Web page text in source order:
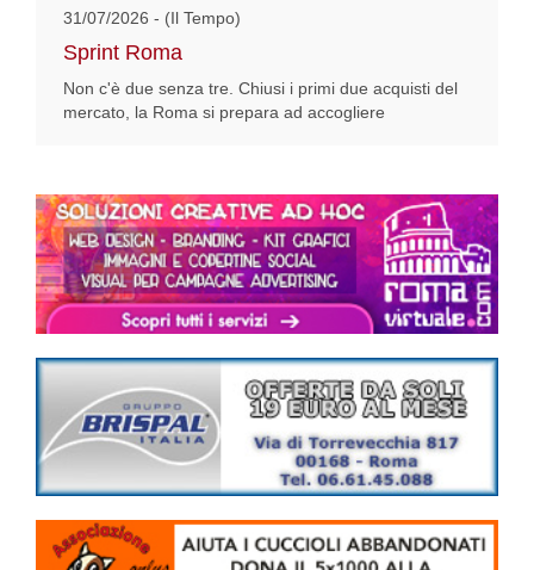
31/07/2026 - (Il Tempo)
Sprint Roma
Non c'è due senza tre. Chiusi i primi due acquisti del
mercato, la Roma si prepara ad accogliere